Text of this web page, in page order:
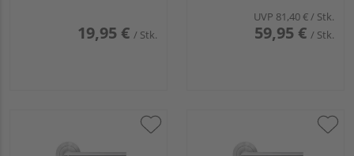
19,95 € / Stk.
UVP 81,40 €/ Stk.
59,95 € / Stk.